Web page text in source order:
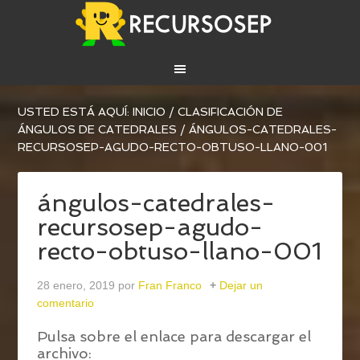
USTED ESTÁ AQUÍ:INICIO / CLASIFICACIÓN DE
ÁNGULOS DE CATEDRALES / ÁNGULOS-CATEDRALES-
RECURSOSEP-AGUDO-RECTO-OBTUSO-LLANO-001
ángulos-catedrales-
recursosep-agudo-
recto-obtuso-llano-001
28 enero, 2019 por Fran Franco
Dejar un
comentario
Pulsa sobre el enlace para descargar el
archivo: